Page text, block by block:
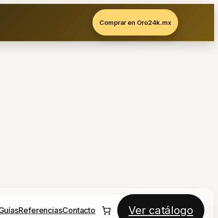
Comprar en Oro24k.mx
ReferenciasContacto Ver catálogo